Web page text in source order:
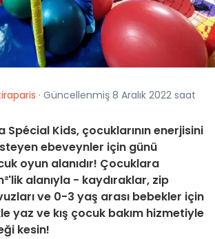
· Güncellenmiş 8 Aralık 2022 saat
Kids, çocuklarının enerjisini
ebeveynler için günü
oyun alanıdır! Çocuklara
alanıyla - kaydıraklar, zip
ve 0-3 yaş arası bebekler için
yaz ve kış çocuk bakım hizmetiyle
kesin!